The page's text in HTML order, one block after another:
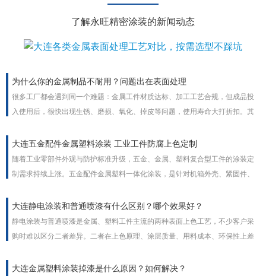
了解永旺精密涂装的新闻动态
为什么你的金属制品不耐用？问题出在表面处理
很多工厂都会遇到同一个难题：金属工件材质达标、加工工艺合规，但成品投
入使用后，很快出现生锈、磨损、氧化、掉皮等问题，使用寿命大打折扣。其
理工艺不到位。表面处理是金属工件的防护铠甲，工艺疏漏直接决定产品耐用
度与使用寿命。
大连五金配件金属塑料涂装 工业工件防腐上色定制
随着工业零部件外观与防护标准升级，五金、金属、塑料复合型工件的涂装定
制需求持续上涨。五金配件金属塑料一体化涂装，是针对机箱外壳、紧固件、
防腐防锈、耐磨抗老化多重功能，支持颜色、膜厚、质感非标定制，适配室内
外全场景工业使用。
大连静电涂装和普通喷漆有什么区别？哪个效果好？
静电涂装与普通喷漆是金属、塑料工件主流的两种表面上色工艺，不少客户采
购时难以区分二者差异。二者在上色原理、涂层质量、用料成本、环保性上差
工普遍优先静电涂装。
大连金属塑料涂装掉漆是什么原因？如何解决？